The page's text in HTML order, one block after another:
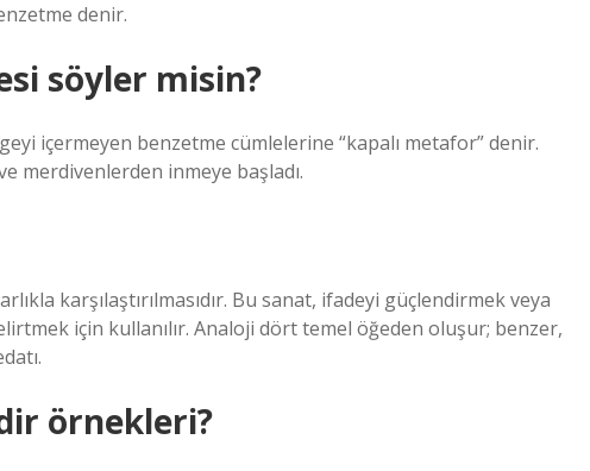
denir.
söyler misin?
içermeyen benzetme cümlelerine “kapalı metafor” denir.
merdivenlerden inmeye başladı.
karşılaştırılmasıdır. Bu sanat, ifadeyi güçlendirmek veya
için kullanılır. Analoji dört temel öğeden oluşur; benzer,
örnekleri?